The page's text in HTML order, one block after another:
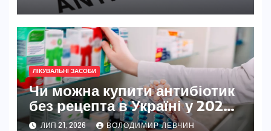
ЛІКУВАЛЬНІ ЗАСОБИ
Чи можна купити антибіотик
без рецепта в Україні у 2026
році
ЛИП 21, 2026 ВОЛОДИМИР ЛЕВЧИН